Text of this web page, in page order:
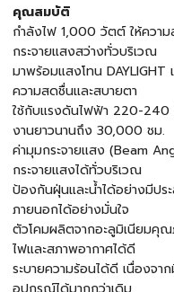
คุณสมบัติ
กำลังไฟ 1,000 วัตต์ ให้ควา
กระจายแสงสว่างทั่วบริเวณ
มาพร้อมแสงโทน DAYLIGHT
ความสดชื่นและสบายตา
ใช้กับแรงดันไฟฟ้า 220-240
งานยาวนานถึง 30,000 ชม.
ค่ามุมกระจายเเสง (Beam
กระจายแสงได้ทั่วบริเวณ
ป้องกันฝุ่นและน้ำได้อย่างมีปร
ภายนอกได้อย่างมั่นใจ
ตัวโคมผลิตจากอะลูมิเนียมคุ
ไฟและสภาพอากาศได้ดี
ระบายความร้อนได้ดี เนื่องจา